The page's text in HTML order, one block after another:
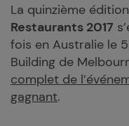
La quinzième
Restaurants 2017
fois en Australie le
Building de
complet de
gagnant.